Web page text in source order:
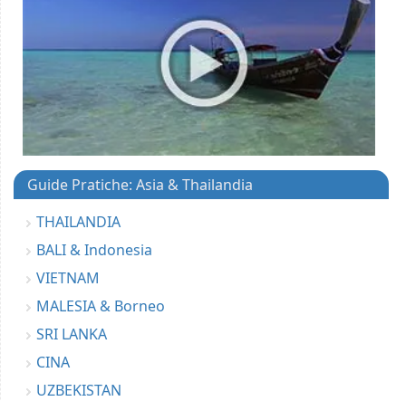
Guide Pratiche: Asia & Thailandia
THAILANDIA
BALI & Indonesia
VIETNAM
MALESIA & Borneo
SRI LANKA
CINA
UZBEKISTAN